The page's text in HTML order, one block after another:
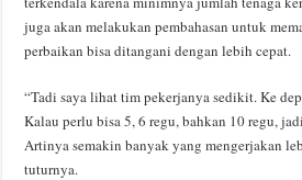
juga akan melakukan pembahasan untuk
perbaikan bisa ditangani dengan lebih cepat.
“Tadi saya lihat tim pekerjanya sedikit. Ke
Kalau perlu bisa 5, 6 regu, bahkan 10 regu,
Artinya semakin banyak yang mengerjakan
tuturnya.